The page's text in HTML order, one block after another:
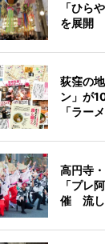
「ひら
を展開
荻窪の
ン」が
「ラー
高円寺
「プレ
催 流し